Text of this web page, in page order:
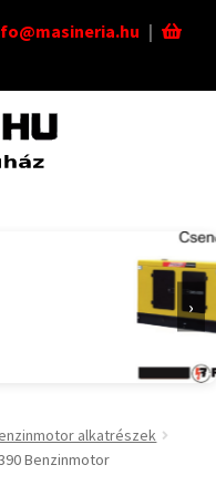
|
›
alkatrészek
Benzinmotor